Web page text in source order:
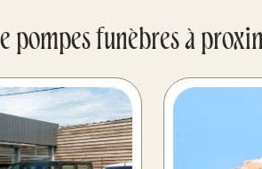
pompes funèbres à